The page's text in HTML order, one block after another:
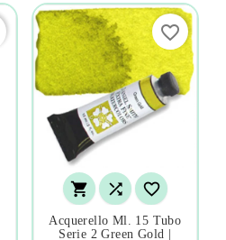
  
Acquerello Ml. 15 Tubo
Serie 2 Green Gold |
favorite_border